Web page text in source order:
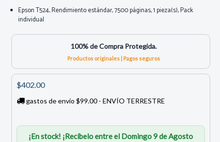
Epson T524, Rendimiento estándar, 7500 páginas, 1 pieza(s), Pack
individual
100% de Compra Protegida.
Productos originales | Pagos seguros
$402.00
gastos de envío $99.00 - ENVÍO TERRESTRE
¡En stock! ¡Recíbelo entre el Domingo 9 de Agosto